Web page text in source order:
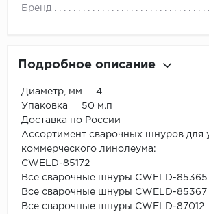
Бренд
Подробное описание
Диаметр, мм 4
Упаковка 50 м.п
Доставка по России
Ассортимент сварочных шнуров для
коммерческого линолеума:
CWELD-85172
Все сварочные шнуры CWELD-85365
Все сварочные шнуры CWELD-85367
Все сварочные шнуры CWELD-87012